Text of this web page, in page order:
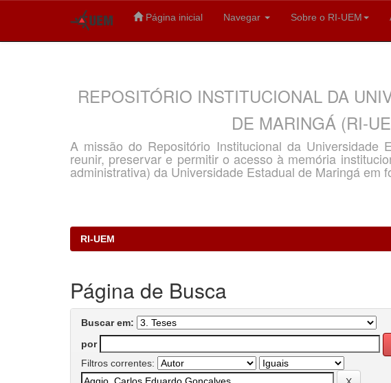
Página inicial Navegar Sobre o RI-UEM
REPOSITÓRIO INSTITUCIONAL DA
DE MARINGÁ (RI-
A missão do Repositório Institucional da Universidade
reunir, preservar e permitir o acesso à memória
administrativa) da Universidade Estadual de Maringá em
RI-UEM
Página de Busca
Buscar em:
por
Filtros correntes: